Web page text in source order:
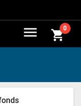
menu shopping_cart0